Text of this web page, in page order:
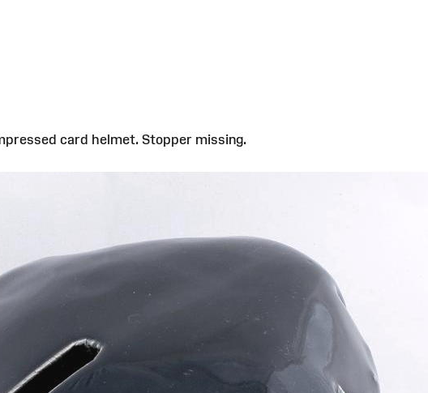
card helmet. Stopper missing.